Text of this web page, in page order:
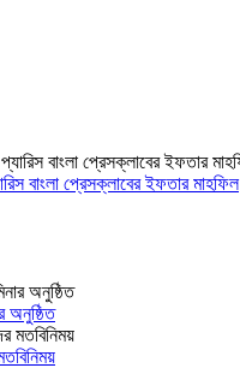
বাংলা প্রেসক্লাবের ইফতার মাহফিল
অনুষ্ঠিত